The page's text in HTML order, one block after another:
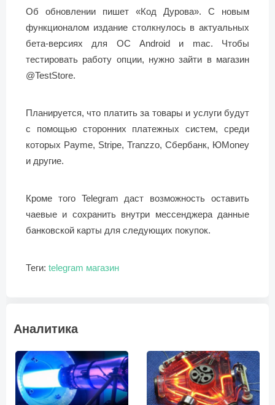
Об обновлении пишет «Код Дурова». С новым
функционалом издание столкнулось в актуальных
бета-версиях для ОС Android и mac. Чтобы
тестировать работу опции, нужно зайти в магазин
@TestStore.
Планируется, что платить за товары и услуги будут
с помощью сторонних платежных систем, среди
которых Payme, Stripe, Tranzzo, Сбербанк, ЮMoney
и другие.
Кроме того Telegram даст возможность оставить
чаевые и сохранить внутри мессенджера данные
банковской карты для следующих покупок.
Теги: telegram магазин
Аналитика